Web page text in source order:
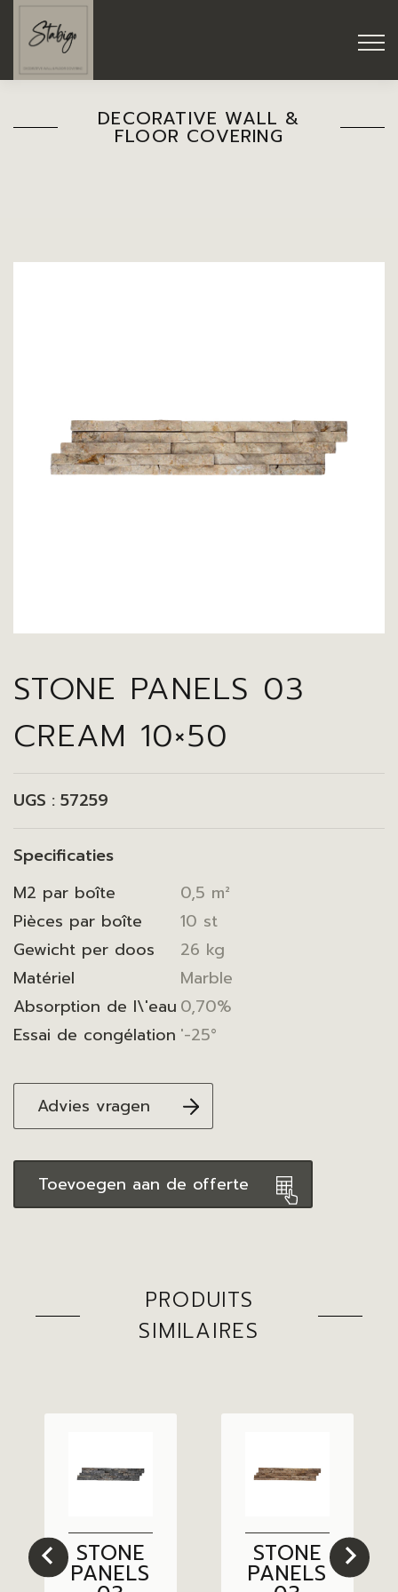
DECORATIVE WALL &
FLOOR COVERING
STONE PANELS 03
CREAM 10×50
UGS : 57259
Specificaties
M2 par boîte
0,5 m²
Pièces par boîte
10 st
Gewicht per doos
26 kg
Matériel
Marble
Absorption de l\'eau 0,70%
Essai de congélation '-25°
Advies vragen
Toevoegen aan de offerte
PRODUITS
SIMILAIRES
STONE
PANELS
STONE
PANELS